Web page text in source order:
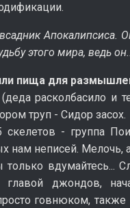
Апокалипсиса.
этого мира, ведь
пища для
расколбасило и
труп - Сидор засох.
скелетов - группа
нам неписей. Мелочь,
вдумайтесь...
джондов,
говнюком,